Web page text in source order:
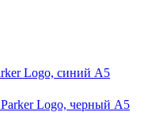
Logo, синий А5